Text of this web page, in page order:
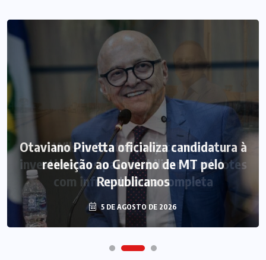
Otaviano Pivetta oficializa candidatura à
reeleição ao Governo de MT pelo
Republicanos
5 DE AGOSTO DE 2026